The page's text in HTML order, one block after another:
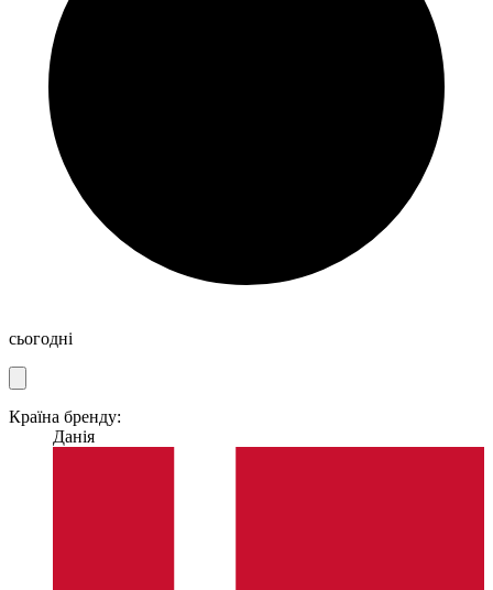
сьогодні
Країна бренду:
Данія